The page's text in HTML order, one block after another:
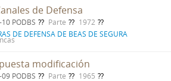
de Defensa
PODBS Parte
1972
DE DEFENSA DE BEAS DE SEGURA
modificación
PODBS Parte
1965